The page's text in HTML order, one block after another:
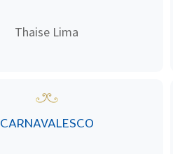
Thaise Lima
CARNAVALESCO